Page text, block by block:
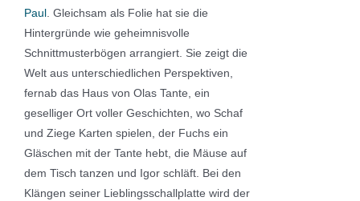
Paul . Gleichsam als Folie hat sie die
Hintergründe wie geheimnisvolle
Schnittmusterbögen arrangiert. Sie zeigt die
Welt aus unterschiedlichen Perspektiven,
fernab das Haus von Olas Tante, ein
geselliger Ort voller Geschichten, wo Schaf
und Ziege Karten spielen, der Fuchs ein
Gläschen mit der Tante hebt, die Mäuse auf
dem Tisch tanzen und Igor schläft. Bei den
Klängen seiner Lieblingsschallplatte wird der